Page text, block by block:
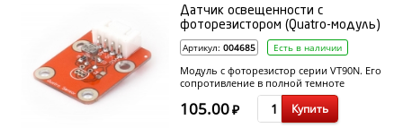
Датчик освещенности c
фоторезистором (Quatro-модуль)
Артикул: 004685 Есть в наличии
Модуль с фоторезистор серии VT90N. Его
сопротивление в полной темноте
находится в диапазоне 12...36кОм, а в
хорошо освещеной комнате
сопротивление снижается до 1-3кОм.
105.00₽ Купить